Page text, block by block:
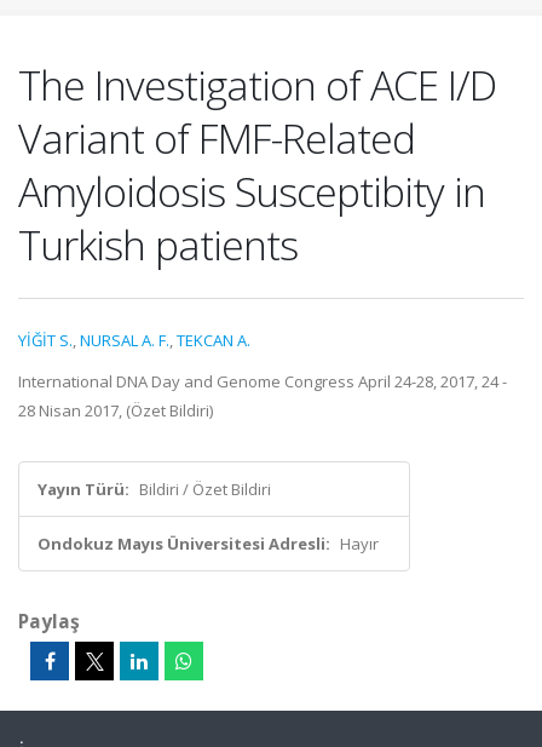
The Investigation of ACE I/D
Variant of FMF-Related
Amyloidosis Susceptibity in
Turkish patients
YİĞİT S.,NURSAL A. F.,TEKCAN A.
International DNA Day and Genome Congress April 24-28, 2017, 24 -
28 Nisan 2017, (Özet Bildiri)
Yayın Türü: Bildiri / Özet Bildiri
Ondokuz Mayıs Üniversitesi Adresli: Hayır
Paylaş